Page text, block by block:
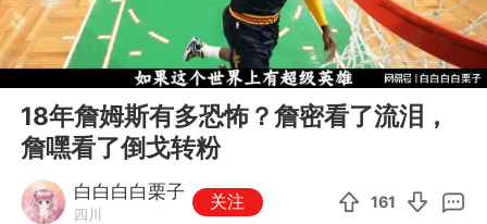
00:00 07:43
18年詹姆斯有多恐怖？詹密看了流泪，
詹嘿看了倒戈转粉
白白白白栗子
四川
关注 161